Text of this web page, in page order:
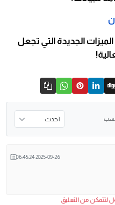
الجديدة التي تجعل
حسب
2025-09-26 06:45:24
لتتمكن من التعليق